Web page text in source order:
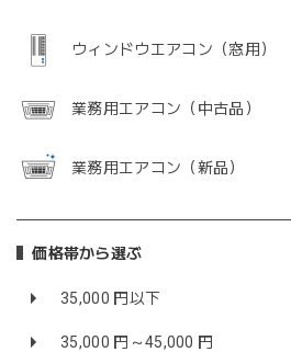
ウィンドウエアコン（窓用）
業務用エアコン（中古品）
業務用エアコン（新品）
価格帯から選ぶ
35,000 円以下
35,000 円～45,000 円